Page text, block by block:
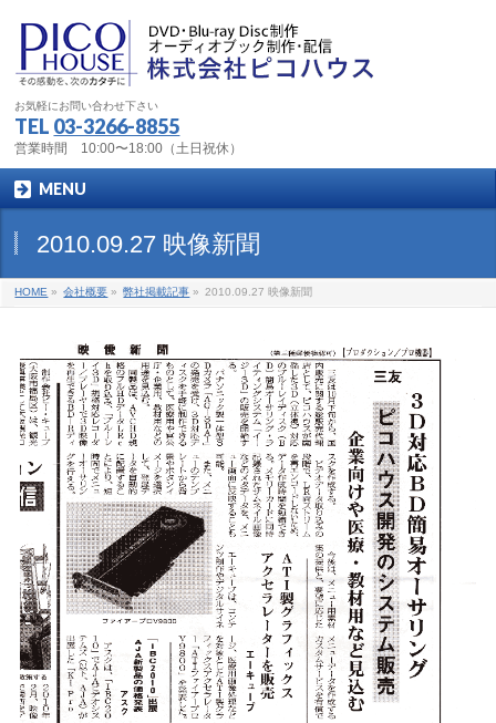
お気軽にお問い合わせ下さい
TEL 03-3266-8855
営業時間 10:00〜18:00（土日祝休）
MENU
2010.09.27 映像新聞
HOME » 会社概要 » 弊社掲載記事 » 2010.09.27 映像新聞